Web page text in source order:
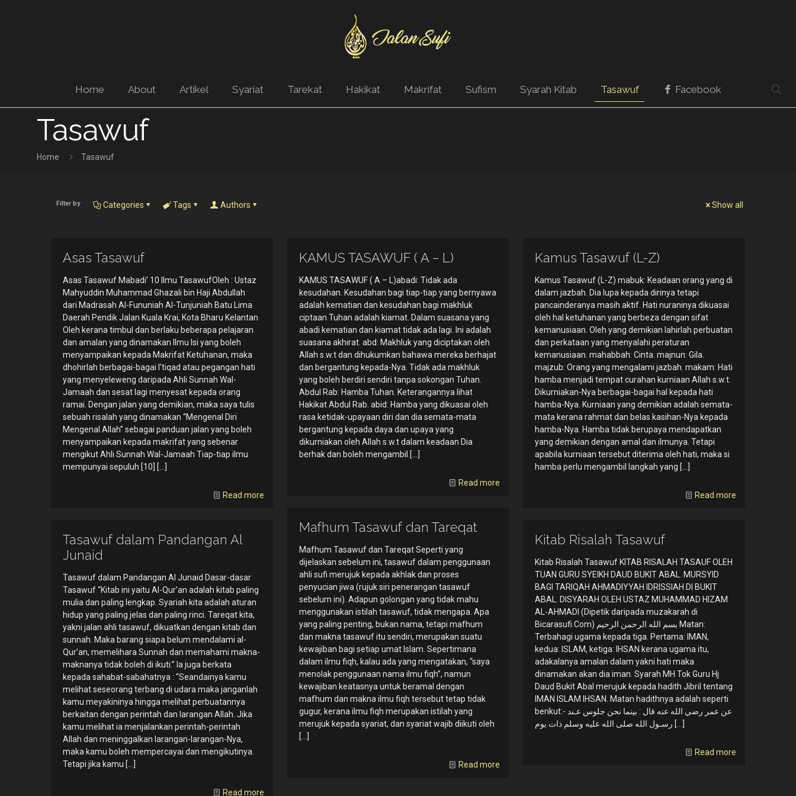
Home About Artikel Syariat Tarekat Hakikat Makrifat Sufism Syarah Kitab Tasawuf Facebook
Tasawuf
Home Tasawuf
Filter by Categories Tags Authors Show all
Asas Tasawuf
Asas Tasawuf Mabadi’ 10 Ilmu TasawufOleh : Ustaz
Mahyuddin Muhammad Ghazali bin Haji Abdullah
dari Madrasah Al-Fununiah Al-Tunjuniah Batu Lima
Daerah Pendik Jalan Kuala Krai, Kota Bharu Kelantan
Oleh kerana timbul dan berlaku beberapa pelajaran
dan amalan yang dinamakan Ilmu Isi yang boleh
menyampaikan kepada Makrifat Ketuhanan, maka
dhohirlah berbagai-bagai I’tiqad atau pegangan hati
yang menyeleweng daripada Ahli Sunnah Wal-
Jamaah dan sesat lagi menyesat kepada orang
ramai. Dengan jalan yang demikian, maka saya tulis
sebuah risalah yang dinamakan “Mengenal Diri
Mengenal Allah” sebagai panduan jalan yang boleh
menyampaikan kepada makrifat yang sebenar
mengikut Ahli Sunnah Wal-Jamaah Tiap-tiap ilmu
mempunyai sepuluh [10]
[…]
Read more
KAMUS TASAWUF ( A – L)
KAMUS TASAWUF ( A – L)abadi: Tidak ada
kesudahan. Kesudahan bagi tiap-tiap yang bernyawa
adalah kematian dan kesudahan bagi makhluk
ciptaan Tuhan adalah kiamat. Dalam suasana yang
abadi kematian dan kiamat tidak ada lagi. Ini adalah
suasana akhirat. abd: Makhluk yang diciptakan oleh
Allah s.w.t dan dihukumkan bahawa mereka berhajat
dan bergantung kepada-Nya. Tidak ada makhluk
yang boleh berdiri sendiri tanpa sokongan Tuhan.
Abdul Rab: Hamba Tuhan. Keterangannya lihat
Hakikat Abdul Rab. abid: Hamba yang dikuasai oleh
rasa ketidak-upayaan diri dan dia semata-mata
bergantung kepada daya dan upaya yang
dikurniakan oleh Allah s.w.t dalam keadaan Dia
berhak dan boleh mengambil […]
Read more
Kamus Tasawuf (L-Z)
Kamus Tasawuf (L-Z) mabuk: Keadaan orang yang di
dalam jazbah. Dia lupa kepada dirinya tetapi
pancainderanya masih aktif. Hati nuraninya dikuasai
oleh hal ketuhanan yang berbeza dengan sifat
kemanusiaan. Oleh yang demikian lahirlah perbuatan
dan perkataan yang menyalahi peraturan
kemanusiaan. mahabbah: Cinta. majnun: Gila.
majzub: Orang yang mengalami jazbah. makam: Hati
hamba menjadi tempat curahan kurniaan Allah s.w.t.
Dikurniakan-Nya berbagai-bagai hal kepada hati
hamba-Nya. Kurniaan yang demikian adalah semata-
mata kerana rahmat dan belas kasihan-Nya kepada
hamba-Nya. Hamba tidak berupaya mendapatkan
yang demikian dengan amal dan ilmunya. Tetapi
apabila kurniaan tersebut diterima oleh hati, maka si
hamba perlu mengambil langkah yang […]
Read more
Mafhum Tasawuf dan Tareqat
Mafhum Tasawuf dan Tareqat Seperti yang
dijelaskan sebelum ini, tasawuf dalam penggunaan
ahli sufi merujuk kepada akhlak dan proses
penyucian jiwa (rujuk siri penerangan tasawuf
sebelum ini). Adapun golongan yang tidak mahu
menggunakan istilah tasawuf, tidak mengapa. Apa
yang paling penting, bukan nama, tetapi mafhum
dan makna tasawuf itu sendiri, merupakan suatu
kewajiban bagi setiap umat Islam. Sepertimana
dalam ilmu fiqh, kalau ada yang mengatakan, “saya
menolak penggunaan nama ilmu fiqh”, namun
kewajiban keatasnya untuk beramal dengan
mafhum dan makna ilmu fiqh tersebut tetap tidak
gugur, kerana ilmu fiqh merupakan istilah yang
merujuk kepada syariat, dan syariat wajib diikuti oleh
[…]
Read more
Tasawuf dalam Pandangan Al
Junaid
Tasawuf dalam Pandangan Al Junaid Dasar-dasar
Tasawuf “Kitab ini yaitu Al-Qur’an adalah kitab paling
mulia dan paling lengkap. Syariah kita adalah aturan
hidup yang paling jelas dan paling rinci. Tareqat kita,
yakni jalan ahli tasawuf, dikuatkan dengan kitab dan
sunnah. Maka barang siapa belum mendalami al-
Qur’an, memelihara Sunnah dan memahami makna-
maknanya tidak boleh di ikuti.” Ia juga berkata
kepada sahabat-sabahatnya : “Seandainya kamu
melihat seseorang terbang di udara maka janganlah
kamu meyakininya hingga melihat perbuatannya
berkaitan dengan perintah dan larangan Allah. Jika
kamu melihat ia menjalankan perintah-perintah
Allah dan meninggalkan larangan-larangan-Nya,
maka kamu boleh mempercayai dan mengikutinya.
Tetapi jika kamu […]
Read more
Kitab Risalah Tasawuf
Kitab Risalah Tasawuf KITAB RISALAH TASAUF OLEH
TUAN GURU SYEIKH DAUD BUKIT ABAL. MURSYID
BAGI TARIQAH AHMADIYYAH IDRISSIAH DI BUKIT
ABAL. DISYARAH OLEH USTAZ MUHAMMAD HIZAM
AL-AHMADI (Dipetik daripada muzakarah di
Bicarasufi.Com) بسم الله الرحمن الرحيم Matan:
Terbahagi ugama kepada tiga. Pertama: IMAN,
kedua: ISLAM, ketiga: IHSAN kerana ugama itu,
adakalanya amalan dalam yakni hati maka
dinamakan akan dia iman. Syarah MH Tok Guru Hj
Daud Bukit Abal merujuk kepada hadith Jibril tentang
IMAN ISLAM IHSAN. Matan hadithnya adalah seperti
berikut:- عن عمر رضي الله عنه قال : بينما نحن جلوس عـند
رسـول الله صلى الله عليه وسلم ذات يوم […]
Read more